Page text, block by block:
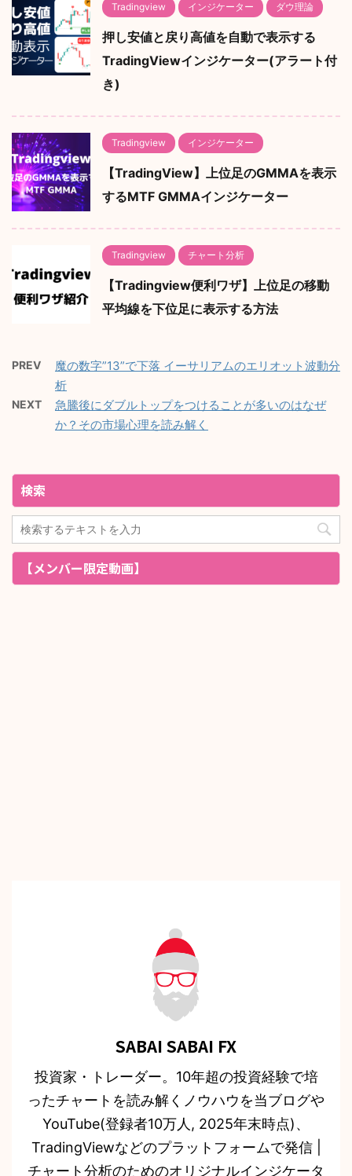
Tradingview インジケーター ダウ理論
押し安値と戻り高値を自動で表示する
TradingViewインジケーター(アラート付
き)
Tradingview インジケーター
【TradingView】上位足のGMMAを表示
するMTF GMMAインジケーター
Tradingview チャート分析
【Tradingview便利ワザ】上位足の移動
平均線を下位足に表示する方法
PREV
魔の数字”13”で下落 イーサリアムのエリオット波動分
析
NEXT
急騰後にダブルトップをつけることが多いのはなぜ
か？その市場心理を読み解く
検索
【メンバー限定動画】
SABAI SABAI FX
投資家・トレーダー。10年超の投資経験で培
ったチャートを読み解くノウハウを当ブログや
YouTube(登録者10万人, 2025年末時点)、
TradingViewなどのプラットフォームで発信 |
チャート分析のためのオリジナルインジケータ